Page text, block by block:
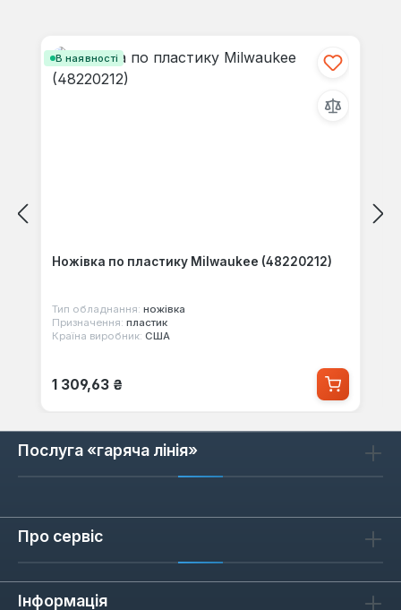
В наявності
Ножівка по пластику Milwaukee (48220212)
Тип обладнання: ножівка
Призначення: пластик
Країна виробник: США
Звичайна ціна:
1 309,63 ₴
Послуга «гаряча лінія»
Про сервіс
Інформація